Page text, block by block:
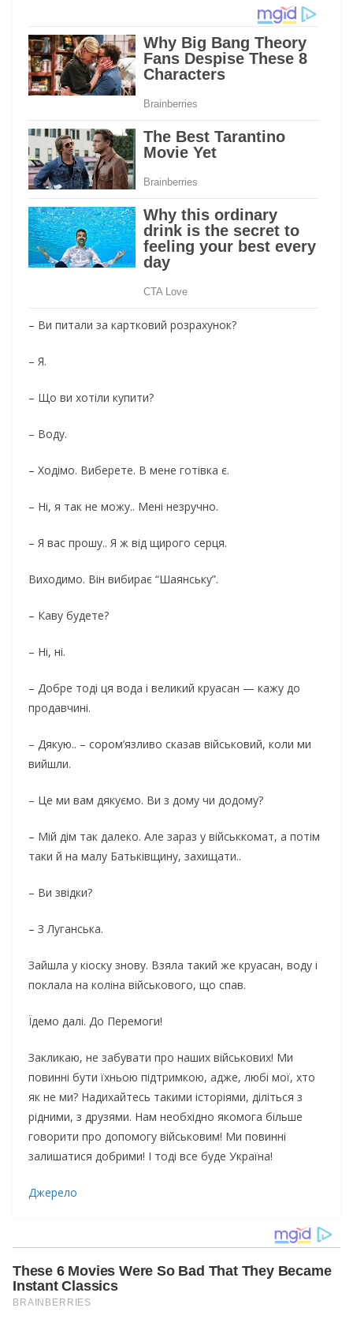
– Ви питали за картковий розрахунок?
– Я.
– Що ви хотіли купити?
– Воду.
– Ходімо. Виберете. В мене готівка є.
– Ні, я так не можу.. Мені незручно.
– Я вас прошу.. Я ж від щирого серця.
Виходимо. Він вибирає “Шаянську”.
– Каву будете?
– Ні, ні.
– Добре тоді ця вода і великий круасан — кажу до
продавчині.
– Дякую.. – сором’язливо сказав військовий, коли ми
вийшли.
– Це ми вам дякуємо. Ви з дому чи додому?
– Мій дім так далеко. Але зараз у військкомат, а потім
таки й на малу Батьківщину, захищати..
– Ви звідки?
– З Луганська.
Зайшла у кіоску знову. Взяла такий же круасан, воду і
поклала на коліна військового, що спав.
Їдемо далі. До Перемоги!
Закликаю, не забувати про наших військових! Ми
повинні бути їхньою підтримкою, адже, любі мої, хто
як не ми? Надихайтесь такими історіями, діліться з
рідними, з друзями. Нам необхідно якомога більше
говорити про допомогу військовим! Ми повинні
залишатися добрими! І тоді все буде Україна!
Джерело